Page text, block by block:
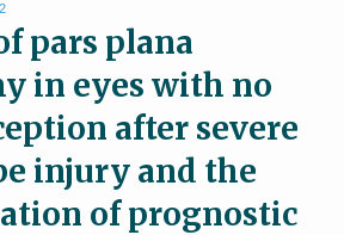
pars plana
in eyes with no
after severe
injury and the
of prognostic